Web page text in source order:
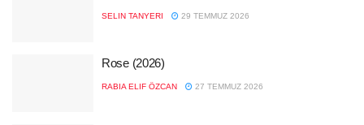
SELIN TANYERI 29 TEMMUZ 2026
Rose (2026)
RABIA ELIF ÖZCAN 27 TEMMUZ 2026